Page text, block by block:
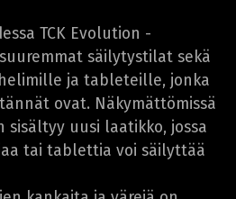
TCK Evolution -
säilytystilat sekä
ja tableteille, jonka
ovat. Näkymättömissä
uusi laatikko, jossa
tai tablettia voi säilyttää